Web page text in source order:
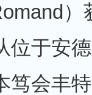
位于安
笃会丰